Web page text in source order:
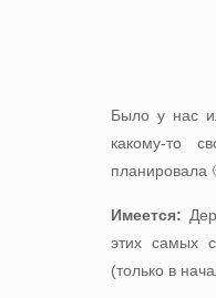
Было у нас
какому-то
планировала
Имеется:
этих самых
(только в